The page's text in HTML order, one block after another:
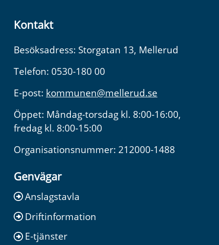
Kontakt
Besöksadress: Storgatan 13, Mellerud
Telefon: 0530-180 00
E-post: kommunen@mellerud.se
Öppet: Måndag-torsdag kl. 8:00-16:00,
fredag kl. 8:00-15:00
Organisationsnummer: 212000-1488
Genvägar
Anslagstavla
Driftinformation
E-tjänster